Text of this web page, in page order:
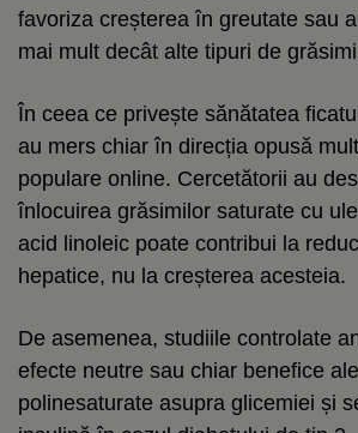
favoriza creșterea în greutate sau
mai mult decât alte tipuri de
În ceea ce privește sănătatea
au mers chiar în direcția opusă
populare online. Cercetătorii au
înlocuirea grăsimilor saturate cu
acid linoleic poate contribui la
hepatice, nu la creșterea acesteia.
De asemenea, studiile controlate
efecte neutre sau chiar benefice
polinesaturate asupra glicemiei și